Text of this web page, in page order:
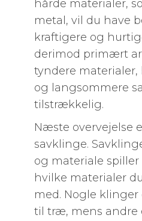
hårde materialer,
metal, vil du have
kraftigere og
derimod primært
tyndere
og langsommere
tilstrækkelig.
Næste overvejelse
savklinge.
og materiale spiller
hvilke materialer
med. Nogle
til træ, mens andre